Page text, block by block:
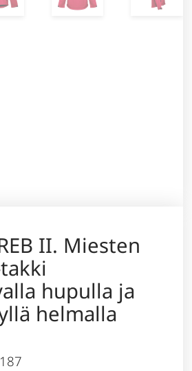
II. Miesten
hupulla ja
helmalla